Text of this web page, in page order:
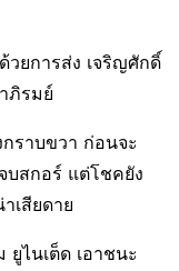
วยการส่ง เจริญศักดิ์
ภิรมย์
ราบขวา ก่อนจะ
บสกอร์ แต่โชคยัง
เสียดาย
ไนเต็ด เอาชนะ